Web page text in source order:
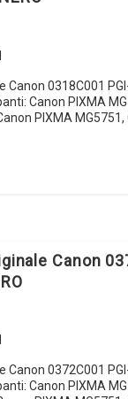
Canon 0318C001
Canon PIXMA
PIXMA
Canon
Canon 0372C001
Canon PIXMA